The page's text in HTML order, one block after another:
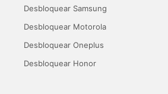
Desbloquear Samsung
Desbloquear Motorola
Desbloquear Oneplus
Desbloquear Honor